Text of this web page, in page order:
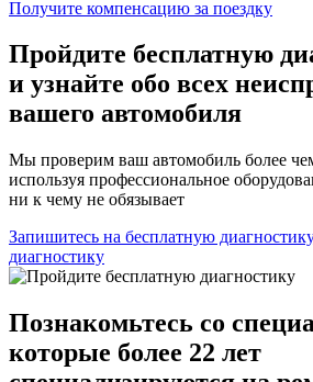
Получите компенсацию за поездку
Пройдите бесплатную
и узнайте обо всех
вашего автомобиля
Мы проверим ваш автомобиль более
используя профессиональное
ни к чему не обязывает
Запишитесь на бесплатную
диагностику
Познакомьтесь со
которые более 22 лет